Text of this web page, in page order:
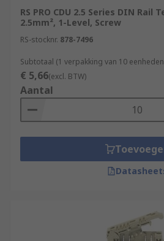
RS PRO CDU 2.5 Series DIN Rail
2.5mm², 1-Level, Screw
RS-stocknr. 878-7496
Subtotaal (1 verpakking van 10
€ 5,66(excl. BTW)
Aantal